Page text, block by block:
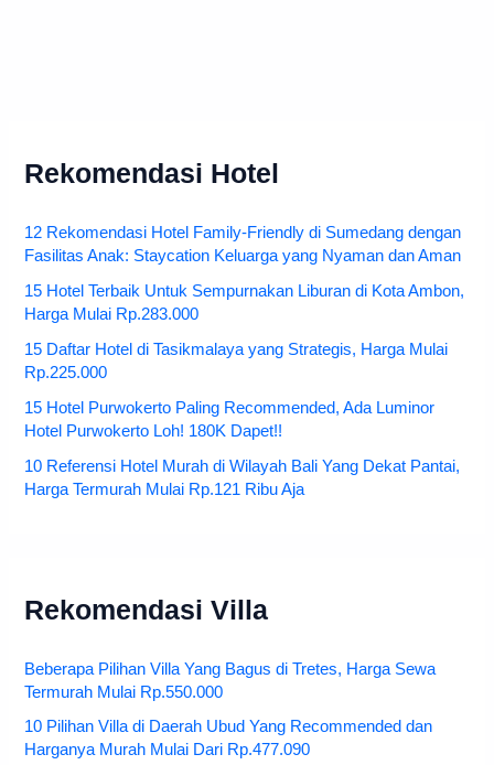
Rekomendasi Hotel
12 Rekomendasi Hotel Family-Friendly di Sumedang dengan
Fasilitas Anak: Staycation Keluarga yang Nyaman dan Aman
15 Hotel Terbaik Untuk Sempurnakan Liburan di Kota Ambon,
Harga Mulai Rp.283.000
15 Daftar Hotel di Tasikmalaya yang Strategis, Harga Mulai
Rp.225.000
15 Hotel Purwokerto Paling Recommended, Ada Luminor
Hotel Purwokerto Loh! 180K Dapet!!
10 Referensi Hotel Murah di Wilayah Bali Yang Dekat Pantai,
Harga Termurah Mulai Rp.121 Ribu Aja
Rekomendasi Villa
Beberapa Pilihan Villa Yang Bagus di Tretes, Harga Sewa
Termurah Mulai Rp.550.000
10 Pilihan Villa di Daerah Ubud Yang Recommended dan
Harganya Murah Mulai Dari Rp.477.090